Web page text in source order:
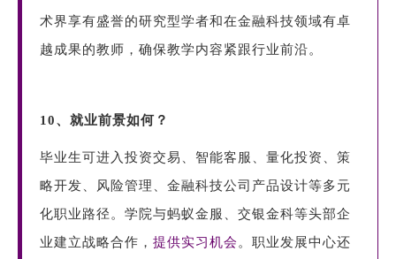
术界享有盛誉的研究型学者和在金融科技领域有卓
越成果的教师，确保教学内容紧跟行业前沿。
10、就业前景如何？
毕业生可进入投资交易、智能客服、量化投资、策
略开发、风险管理、金融科技公司产品设计等多元
化职业路径。学院与蚂蚁金服、交银金科等头部企
业建立战略合作， 提供实习机会 。职业发展中心还